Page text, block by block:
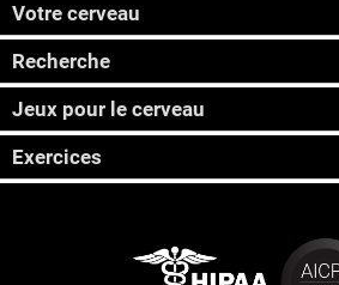
Votre cerveau
Recherche
Jeux pour le cerveau
Exercices